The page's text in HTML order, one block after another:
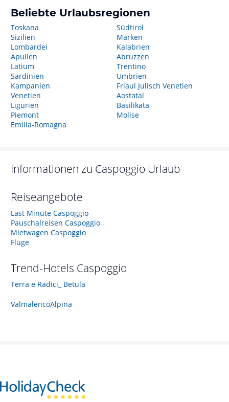
Beliebte Urlaubsregionen
Toskana
Sizilien
Lombardei
Apulien
Latium
Sardinien
Kampanien
Venetien
Ligurien
Piemont
Emilia-Romagna
Südtirol
Marken
Kalabrien
Abruzzen
Trentino
Umbrien
Friaul Julisch Venetien
Aostatal
Basilikata
Molise
Informationen zu Caspoggio Urlaub
Reiseangebote
Last Minute Caspoggio
Pauschalreisen Caspoggio
Mietwagen Caspoggio
Flüge
Trend-Hotels Caspoggio
Terra e Radici_ Betula
ValmalencoAlpina